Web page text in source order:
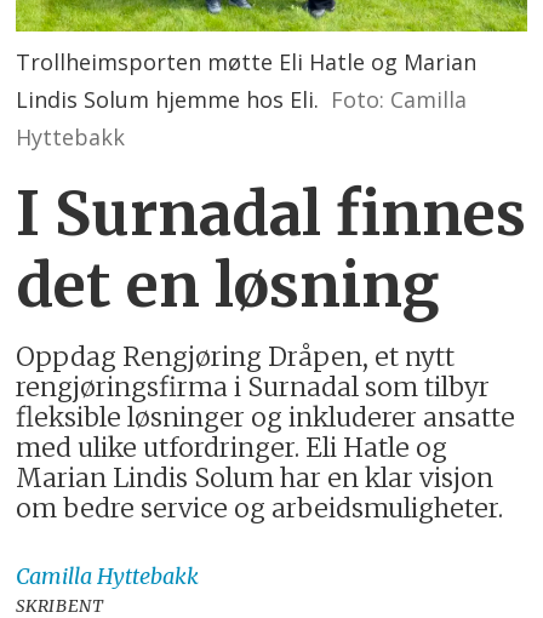
Trollheimsporten møtte Eli Hatle og Marian
Lindis Solum hjemme hos Eli. Foto: Camilla
Hyttebakk
I Surnadal finnes
det en løsning
Oppdag Rengjøring Dråpen, et nytt
rengjøringsfirma i Surnadal som tilbyr
fleksible løsninger og inkluderer ansatte
med ulike utfordringer. Eli Hatle og
Marian Lindis Solum har en klar visjon
om bedre service og arbeidsmuligheter.
CamillaHyttebakk
SKRIBENT